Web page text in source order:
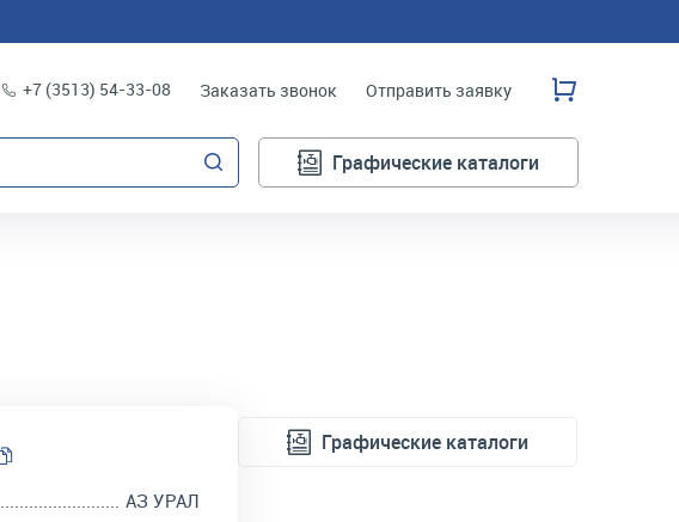
+7 (3513) 54-33-08 Заказать звонок Отправить заявку
Графические каталоги
АЗ УРАЛ
Графические каталоги